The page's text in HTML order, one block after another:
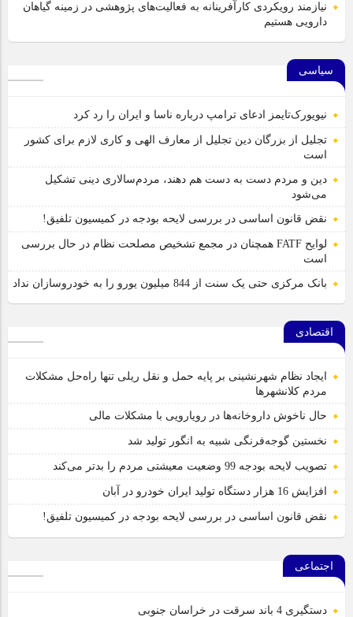
نیازمند رویکردی کارآفرینانه به فعالیت‌های پژوهشی در زمینه گیاهان
دارویی هستیم
سیاسی
نیویورک‌تایمز ادعای ترامپ درباره ناسا و ایران را رد کرد
تجلیل از بزرگان دین تجلیل از معارف الهی و کاری لازم برای کشور
است
دین و مردم دست به‌ دست هم دهند، مردم‌سالاری دینی تشکیل
می‌شود
نقض قانون اساسی در بررسی لایحه بودجه در کمیسیون تلفیق!
لوایح FATF همچنان در مجمع تشخیص مصلحت نظام در حال بررسی
است
بانک مرکزی حتی یک سنت از 844 میلیون یورو را به خودروسازان نداد
اقتصادی
ایجاد نظام شهرنشینی بر پایه حمل و نقل ریلی تنها راه‌حل مشکلات
مردم کلانشهرها
حال ناخوش داروخانه‌ها در رویارویی با مشکلات مالی
نخستین گوجه‌فرنگی شبیه به انگور تولید شد
تصویب لایحه بودجه 99 وضعیت معیشتی مردم را بدتر می‌کند
افزایش 16 هزار دستگاه تولید ایران خودرو در آبان
نقض قانون اساسی در بررسی لایحه بودجه در کمیسیون تلفیق!
اجتماعی
دستگیری 4 باند سرقت در خراسان جنوبی